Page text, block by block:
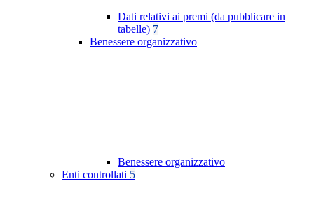
Dati relativi ai premi (da pubblicare in
tabelle) 7
Benessere organizzativo
Benessere organizzativo
Enti controllati 5